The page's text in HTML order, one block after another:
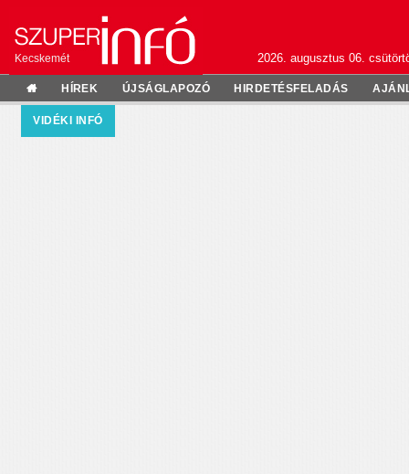
Kecskemét 2026. augusztus 06.
HÍREK ÚJSÁGLAPOZÓ HIRDETÉSFELADÁS
VIDÉKI INFÓ